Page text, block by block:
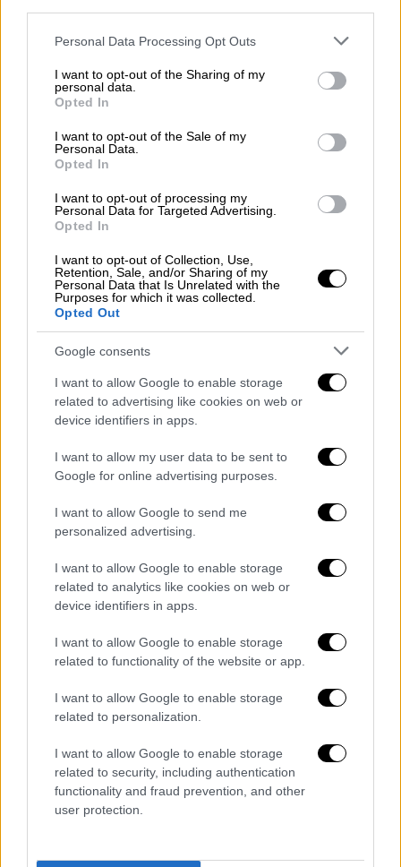
Please note that this website/app uses one or more Google
not limited to your visit or usage behaviour. You may click to
grant or deny consent to Google and its third-party tags to
use your data for below specified purposes in below Google
consent section.
Personal Data Processing Opt Outs
I want to opt-out of the Sharing of my
personal data.
Opted In
I want to opt-out of the Sale of my
Personal Data.
Opted In
I want to opt-out of processing my
Personal Data for Targeted Advertising.
Opted In
I want to opt-out of Collection, Use,
Retention, Sale, and/or Sharing of my
Personal Data that Is Unrelated with the
Purposes for which it was collected.
Opted Out
Google consents
I want to allow Google to enable storage
related to advertising like cookies on web or
device identifiers in apps.
I want to allow my user data to be sent to
Google for online advertising purposes.
I want to allow Google to send me
personalized advertising.
I want to allow Google to enable storage
related to analytics like cookies on web or
device identifiers in apps.
I want to allow Google to enable storage
related to functionality of the website or app.
I want to allow Google to enable storage
related to personalization.
I want to allow Google to enable storage
related to security, including authentication
functionality and fraud prevention, and other
user protection.
Φεβρουάριο του 2022 στην Ουκρανία,
επανέρχονται συχνάεικασίεςσχετικά με μια
πιθανή ρωσική επίθεση
Οδησσού της Ουκρανίας, στη
Θάλασσα.
Οι αυτονομιστικές αρχές είπαν ότι το
σημερινό συνέδριο, στο οποίο συμμετείχαν
πρόσφατη επιβολή τελωνειακών δασμών
από το Κισινάου στις εισαγωγές από την
Υπερδνειστερία.
Στην ομιλία του, ο πρόεδρος της τοπικής
βουλήςΒαντίμ Κρασνοσέλσκι, σύμφωνα με
ΜΜΕ, ανέφερε ότι αυτή η περιοχή υφίσταται
μια «πολιτική γενοκτονίας», μέσω
οικονομικών, «φυσικών», νομικών και
γλωσσικών πιέσεων.
Σε αυτό το ψήφισμα, οι βουλευτές
απευθύνονται επίσης στον Οργανισμό για
την Ασφάλεια και τη Συνεργασία στην
Ευρώπη (ΟΑΣΕ), το Ευρωπαϊκό Κοινοβούλιο,
τον Ερυθρό Σταυρό και στη
αποτρέψουν «προκλήσεις» που θα
μπορούσαν να οδηγήσουν σε «κλιμάκωση της
έντασης».